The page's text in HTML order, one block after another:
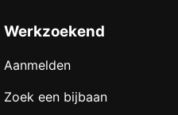
Werkzoekend
Aanmelden
Zoek een bijbaan